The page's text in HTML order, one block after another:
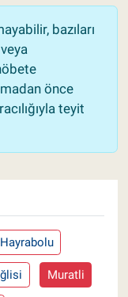
bazıları
önce
teyit
Hayrabolu
Muratli